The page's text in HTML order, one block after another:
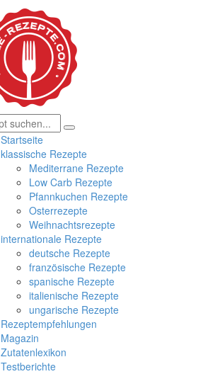
Startseite
klassische Rezepte
Mediterrane Rezepte
Low Carb Rezepte
Pfannkuchen Rezepte
Osterrezepte
Weihnachtsrezepte
internationale Rezepte
deutsche Rezepte
französische Rezepte
spanische Rezepte
italienische Rezepte
ungarische Rezepte
Rezeptempfehlungen
Magazin
Zutatenlexikon
Testberichte